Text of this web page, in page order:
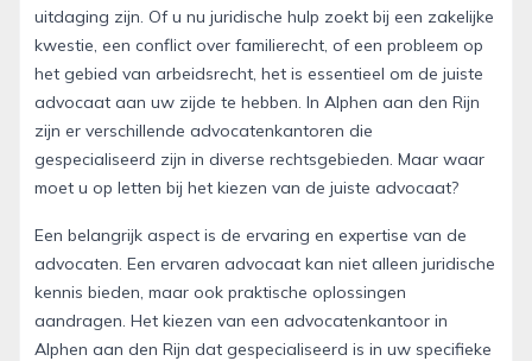
uitdaging zijn. Of u nu juridische hulp zoekt bij een zakelijke
kwestie, een conflict over familierecht, of een probleem op
het gebied van arbeidsrecht, het is essentieel om de juiste
advocaat aan uw zijde te hebben. In Alphen aan den Rijn
zijn er verschillende advocatenkantoren die
gespecialiseerd zijn in diverse rechtsgebieden. Maar waar
moet u op letten bij het kiezen van de juiste advocaat?
Een belangrijk aspect is de ervaring en expertise van de
advocaten. Een ervaren advocaat kan niet alleen juridische
kennis bieden, maar ook praktische oplossingen
aandragen. Het kiezen van een advocatenkantoor in
Alphen aan den Rijn dat gespecialiseerd is in uw specifieke